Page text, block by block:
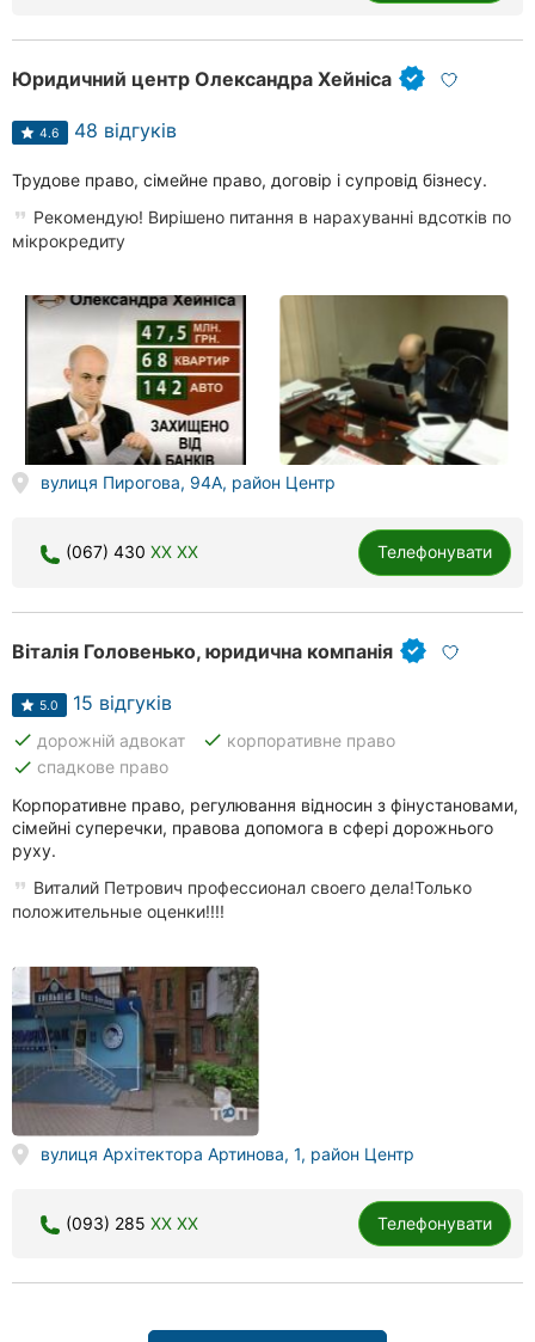
Юридичний центр Олександра Хейніса
4.6 48 відгуків
Трудове право, сімейне право, договір і супровід бізнесу.
Рекомендую! Вирішено питання в нарахуванні вдсотків по
мікрокредиту
вулиця Пирогова, 94А, район Центр
(067) 430 XX XX Телефонувати
Віталія Головенько, юридична компанія
5.0 15 відгуків
done дорожній адвокат done корпоративне право
done спадкове право
Корпоративне право, регулювання відносин з фінустановами,
сімейні суперечки, правова допомога в сфері дорожнього
руху.
Виталий Петрович профессионал своего дела!Только
положительные оценки!!!!
вулиця Архітектора Артинова, 1, район Центр
(093) 285 XX XX Телефонувати